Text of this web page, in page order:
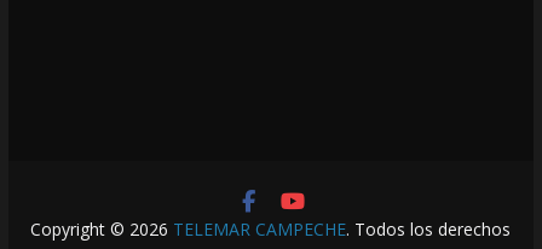
Copyright © 2026 TELEMAR CAMPECHE. Todos los derechos